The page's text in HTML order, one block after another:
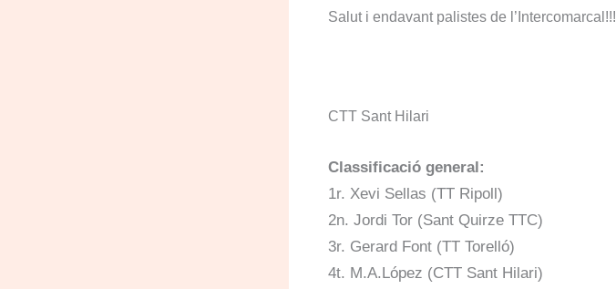
Salut i endavant palistes de l’Intercomarcal!!!
CTT Sant Hilari
Classificació general:
1r. Xevi Sellas (TT Ripoll)
2n. Jordi Tor (Sant Quirze TTC)
3r. Gerard Font (TT Torelló)
4t. M.A.López (CTT Sant Hilari)